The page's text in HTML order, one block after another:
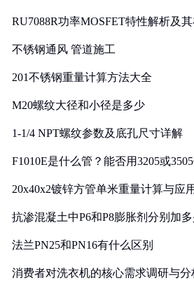
RU7088R功率MOSFET特性解析及
不锈钢通风 管道施工
201不锈钢重量计算方法大全
M20螺纹大径和小径是多少
1-1/4 NPT螺纹参数及底孔尺寸详解
F1010E是什么管？能否用3205或
20x40x2镀锌方管单米重量计算与应
抗渗混凝土中P6和P8膨胀剂分别加
法兰PN25和PN16有什么区别
消费者对洗衣机的核心需求调研与分